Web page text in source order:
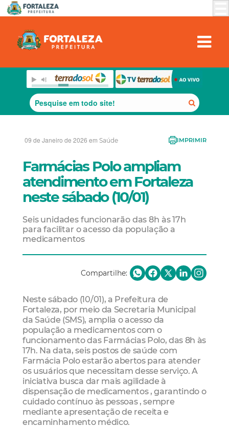
09 de Janeiro de 2026 em Saúde IMPRIMIR
Farmácias Polo ampliam
atendimento em Fortaleza
neste sábado (10/01)
Seis unidades funcionarão das 8h às 17h
para facilitar o acesso da população a
medicamentos
Compartilhe:
Neste sábado (10/01), a Prefeitura de
Fortaleza, por meio da Secretaria Municipal
da Saúde (SMS), amplia o acesso da
população a medicamentos com o
funcionamento das Farmácias Polo, das 8h às
17h. Na data, seis postos de saúde com
Farmácia Polo estarão abertos para atender
os usuários que necessitam desse serviço. A
iniciativa busca dar mais agilidade à
dispensação de medicamentos , garantindo o
cuidado contínuo às pessoas , sempre
mediante apresentação de receita e
encaminhamento médico.